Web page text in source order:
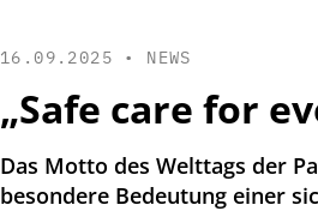
16.09.2025 • NEWS
„Safe care for
Das Motto des Welttags der
besondere Bedeutung einer